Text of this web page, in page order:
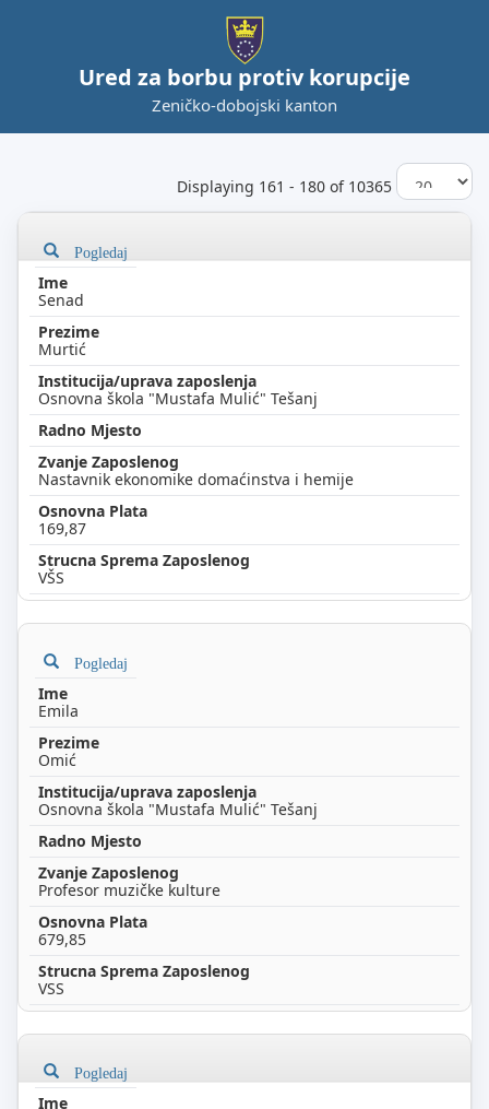
Ured za borbu protiv korupcije
Zeničko-dobojski kanton
Displaying 161 - 180 of 10365
Pogledaj
Senad
Murtić
Osnovna škola "Mustafa Mulić" Tešanj
Nastavnik ekonomike domaćinstva i hemije
169,87
VŠS
Pogledaj
Emila
Omić
Osnovna škola "Mustafa Mulić" Tešanj
Profesor muzičke kulture
679,85
VSS
Pogledaj